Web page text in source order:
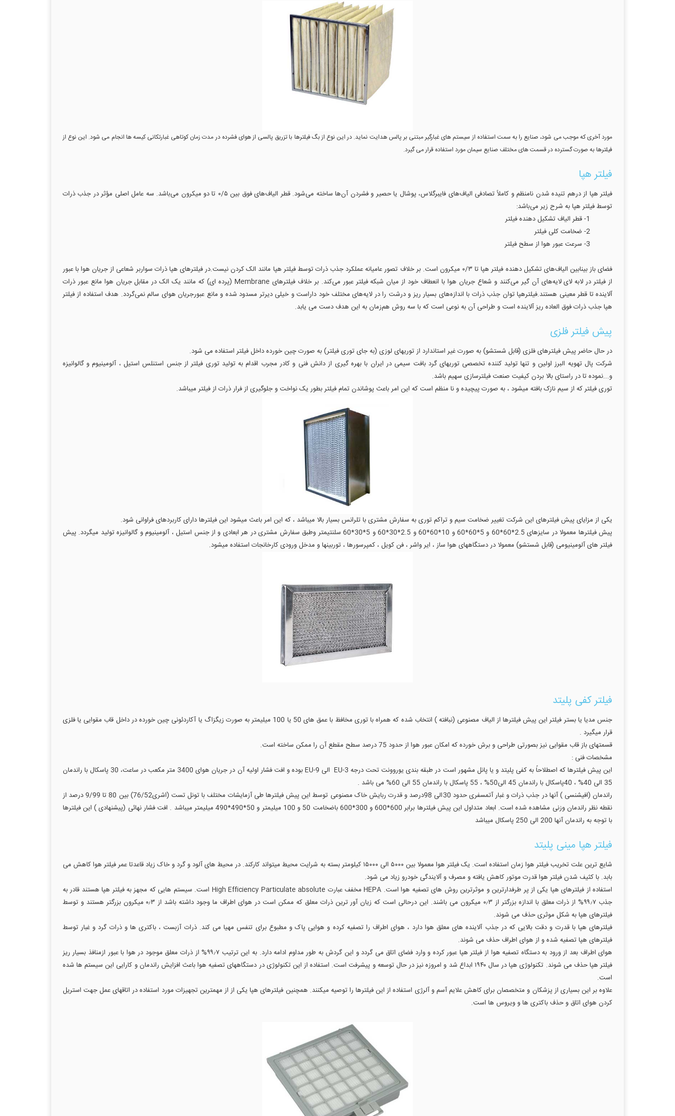
مورد آخری که موجب می شود، صنایع را به سمت استفاده از سیستم های غبارگیر مبتنی بر پالس هدایت نماید. در این نوع از بگ فیلترها با تزریق پالسی از هوای فشرده در مدت زمان کوتاهی غبارتکانی کیسه ها انجام می شود. این نوع از
فیلترها به صورت گسترده در قسمت های مختلف صنایع سیمان مورد استفاده قرار می گیرد.
فیلتر هپا
فیلتر هپا از درهم تنیده شدن نامنظم و کاملاً تصادفی الیاف‌های فایبرگلاس، پوشال یا حصیر و فشردن آن‌ها ساخته می‌شود. قطر الیاف‌های فوق بین ۰/۵ تا دو میکرون می‌باشد. سه عامل اصلی مؤثر در جذب ذرات
توسط فیلتر هپا به شرح زیر می‌باشد:
فضای باز بینابین الیاف‌های تشکیل دهنده فیلتر هپا تا ۰/۳ میکرون است. بر خلاف تصور عامیانه عملکرد جذب ذرات توسط فیلتر هپا مانند الک کردن نیست.در فیلترهای هپا ذرات سواربر شعاعی از جریان هوا با عبور
از فیلتر در لابه لای لایه‌های آن گیر می‌کنند و شعاع جریان هوا با انعطاف خود از میان شبکه فیلتر عبور می‌کند. بر خلاف فیلترهای Membrane (پرده ای) که مانند یک الک در مقابل جریان هوا مانع عبور ذرات
آلاینده تا قطر معینی هستند.فیلترهپا توان جذب ذرات با اندازه‌های بسیار ریز و درشت را در لایه‌های مختلف خود داراست و خیلی دیرتر مسدود شده و مانع عبورجریان هوای سالم نمی‌گردد. هدف استفاده از فیلتر
هپا جذب ذرات فوق العاده ریز آلاینده است و طراحی آن به نوعی است که با سه روش هم‌زمان به این هدف دست می یابد.
پیش فیلتر فلزی
در حال حاضر پیش فیلترهای فلزی (قابل شستشو) به صورت غیر استاندارد از توریهای لوزی (به جای توری فیلتر) به صورت چین خورده داخل فیلتر استفاده می شود.
شرکت پال تهویه البرز اولین و تنها تولید کننده تخصصی توریهای گرد بافت سیمی در ایران با بهره گیری از دانش فنی و کادر مجرب اقدام به تولید توری فیلتر از جنس استنلس استیل ، آلومینیوم و گالوانیزه
و...نموده تا در راستای بالا بردن کیفیت صنعت فیلترسازی سهیم باشد.
توری فیلتر که از سیم نازک بافته میشود ، به صورت پیچیده و نا منظم است که این امر باعث پوشاندن تمام فیلتر بطور یک نواخت و جلوگیری از فرار ذرات از فیلتر میباشد.
یکی از مزایای پیش فیلترهای این شرکت تغییر ضخامت سیم و تراکم توری به سفارش مشتری با تلرانس بسیار بالا میباشد ، که این امر باعث میشود این فیلترها دارای کاربردهای فراوانی شود.
پیش فیلترها معمولا در سایزهای 2.5*60*60 و 5*60*60 و 10*60*60 و 2.5*30*60 و 5*30*60 سلنتیمتر وطبق سفارش مشتری در هر ابعادی و از جنس استیل ، آلومینیوم و گالوانیزه تولید میگردد. پیش
فیلتر های آلومینیومی (قابل شستشو) معمولا در دستگاههای هوا ساز ، ایر واشر ، فن کویل ، کمپرسورها ، توربینها و مدخل ورودی کارخانجات استفاده میشود.
فیلتر کفی پلیتد
جنس مدیا یا بستر فیلتر این پیش فیلترها از الیاف مصنوعی (نبافته ) انتخاب شده که همراه با توری مخافظ با عمق های 50 یا 100 میلیمتر به صورت زیگزاگ یا آکاردئونی چین خورده در داخل قاب مقوایی یا فلزی
قرار میگیرد .
قسمتهای باز قاب مقوایی نیز بصورتی طراحی و برش خورده که امکان عبور هوا از حدود 75 درصد سطح مقطع آن را ممکن ساخته است.
مشخصات فنی :
این پیش فیلترها که اصطلاحاً به کفی پلیتد و یا پانل مشهور است در طبقه بندی یوروونت تحت درجه EU-3 الی EU-9 بوده و افت فشار اولیه آن در جریان هوای 3400 متر مکعب در ساعت، 30 پاسکال با راندمان
35 الی 40% ، 40پاسکال با راندمان 45 الی50% ، 55 پاسکال با راندمان 55 الی 60% می باشد .
راندمان (افیشنسی ) آنها در جذب ذرات و غبار آتمسفری حدود 30الی 98درصد و قدرت ربایش خاک مصنوعی توسط این پیش فیلترها طی آزمایشات مختلف با تونل تست (اشری76/52) بین 80 تا 9/99 درصد از
نقطه نظر راندمان وزنی مشاهده شده است. ابعاد متداول این پیش فیلترها برابر 600*600 و 300*600 باضخامت 50 و 100 میلیمتر و 50*490*490 میلیمتر میباشد . افت فشار نهائی (پیشنهادی ) این فیلترها
با توجه به راندمان آنها 200 الی 250 پاسکال میباشد
فیلتر هپا مینی پلیتد
شایع ترین علت تخریب فیلتر هوا زمان استفاده است. یک فیلتر هوا معمولا بین ۵۰۰۰ الی ۱۵۰۰۰ کیلومتر بسته به شرایت محیط میتواند کارکند. در محیط های آلود و گرد و خاک زیاد قاعدتا عمر فیلتر هوا کاهش می
بابد. با کثیف شدن فیلتر هوا قدرت موتور کاهش یافته و مصرف و آلایندگی خودرو زیاد می شود.
استفاده از فیلترهای هپا یکی از پر طرفدارترین و موثرترین روش های تصفیه هوا است. HEPA مخفف عبارت High Efficiency Particulate absolute است. سیستم هایی که مجهز به فیلتر هپا هستند قادر به
جذب ۹۹٫۷% از ذرات معلق با اندازه بزرگتر از ۰٫۳ میکرون می باشند. این درحالی است که زیان آور ترین ذرات معلق که ممکن است در هوای اطراف ما وجود داشته باشد از ۰٫۳ میکرون بزرگتر هستند و توسط
فیلترهای هپا به شکل موثری حذف می شوند.
فیلترهای هپا با قدرت و دقت بالایی که در جذب آلاینده های معلق هوا دارد ، هوای اطراف را تصفیه کرده و هوایی پاک و مطبوع برای تنفس مهیا می کند. ذرات آزبست ، باکتری ها و ذرات گرد و غبار توسط
فیلترهای هپا تصفیه شده و از هوای اطراف حذف می شوند.
هوای اطراف بعد از ورود به دستگاه تصفیه هوا از فیلتر هپا عبور کرده و وارد فضای اتاق می گردد و این گردش به طور مداوم ادامه دارد. به این ترتیب ۹۹٫۷% از ذرات معلق موجود در هوا با عبور ازمنافذ بسیار ریز
فیلتر هپا حذف می شوند. تکنولوژی هپا در سال ۱۹۴۰ ابداع شد و امروزه نیز در حال توسعه و پیشرفت است. استفاده از این تکنولوژی در دستگاههای تصفیه هوا باعث افزایش راندمان و کارایی این سیستم ها شده
است.
علاوه بر این بسیاری از پزشکان و متخصصان برای کاهش علایم آسم و آلرژی استفاده از این فیلترها را توصیه میکنند. همچنین فیلترهای هپا یکی از از مهمترین تجهیزات مورد استفاده در اتاقهای عمل جهت استریل
کردن هوای اتاق و حذف باکتری ها و ویروس ها است.